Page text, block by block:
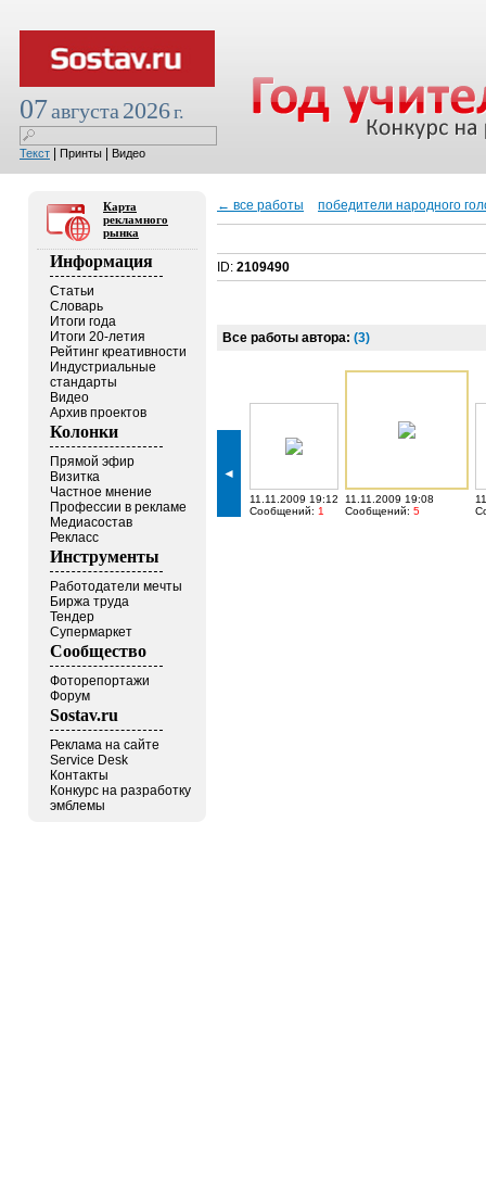
07августа 2026г.
Текст Принты Видео
Карта
рекламного
рынка
Информация
Статьи
Словарь
Итоги года
Итоги 20-летия
Рейтинг креативности
Индустриальные
стандарты
Видео
Архив проектов
Колонки
Прямой эфир
Визитка
Частное мнение
Профессии в рекламе
Медиасостав
Рекласс
Инструменты
Работодатели мечты
Биржа труда
Тендер
Супермаркет
Сообщество
Фоторепортажи
Форум
Sostav.ru
Реклама на сайте
Service Desk
Контакты
Конкурс на разработку
эмблемы
← все работы победители народного
ID: 2109490
Все работы автора: (3)
◄
11.11.2009 19:12
Сообщений: 1
11.11.2009 19:08
Сообщений: 5